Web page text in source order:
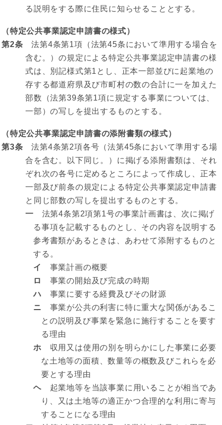
る説明をする際に住民に知らせることとする。
（特定公共事業認定申請書の様式）
第2条 法第4条第1項（法第45条において準用する場合を
含む。）の規定による特定公共事業認定申請書の様
式は、別記様式第1とし、正本一部並びに起業地の
存する都道府県及び市町村の数の合計に一を加えた
部数（法第39条第1項に規定する事業については、
一部）の写しを提出するものとする。
（特定公共事業認定申請書の添附書類の様式）
第3条 法第4条第2項各号（法第45条において準用する場
合を含む。以下同じ。）に掲げる添附書類は、それ
ぞれ次の各号に定めるところによって作成し、正本
一部及び前条の規定による特定公共事業認定申請書
と同じ部数の写しを提出するものとする。
一 法第4条第2項第1号の事業計画書は、次に掲げ
る事項を記載するものとし、その内容を説明する
参考書類があるときは、あわせて添附するものと
する。
イ
事業計画の概要
ロ
事業の開始及び完成の時期
ハ 事業に要する経費及びその財源
ニ
事業が公共の利害に特に重大な関係があるこ
との説明及び事業を緊急に施行することを要す
る理由
ホ 収用又は使用の別を明らかにした事業に必要
な土地等の面積、数量等の概数及びこれらを必
要とする理由
ヘ起業地等を当該事業に用いることが相当であ
り、又は土地等の適正かつ合理的な利用に寄与
することになる理由